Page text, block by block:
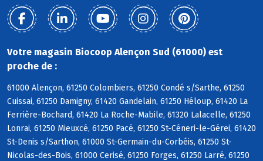
Votre magasin Biocoop Alençon Sud (61000) est
proche de :
61000 Alençon, 61250 Colombiers, 61250 Condé s/Sarthe, 61250
Cuissai, 61250 Damigny, 61420 Gandelain, 61250 Héloup, 61420 La
Ferrière-Bochard, 61420 La Roche-Mabile, 61320 Lalacelle, 61250
Lonrai, 61250 Mieuxcé, 61250 Pacé, 61250 St-Céneri-le-Gérei, 61420
St-Denis s/Sarthon, 61000 St-Germain-du-Corbéis, 61250 St-
Nicolas-des-Bois, 61000 Cerisé, 61250 Forges, 61250 Larré, 61250